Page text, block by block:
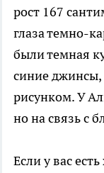
рост 167
глаза темно-
были темная
синие джинсы,
рисунком. У
но на связь с
Если у вас